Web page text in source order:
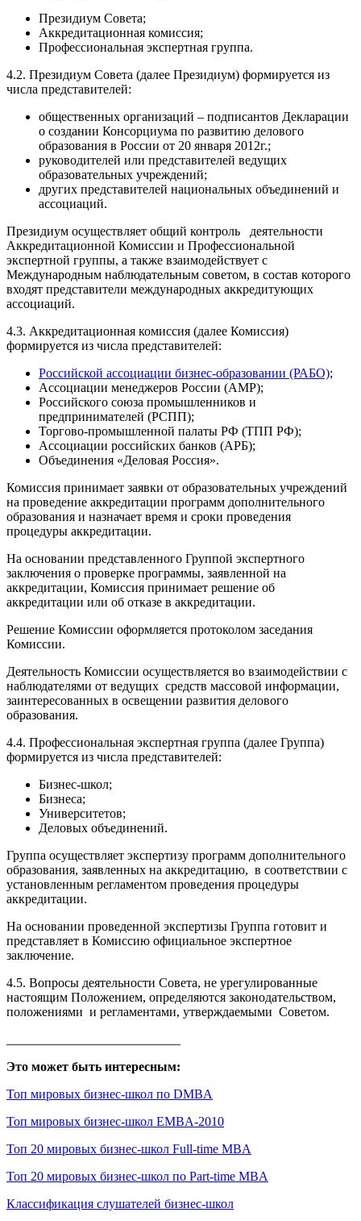
Президиум Совета;
Аккредитационная комиссия;
Профессиональная экспертная группа.
4.2. Президиум Совета (далее Президиум) формируется из
числа представителей:
общественных организаций – подписантов Декларации
о создании Консорциума по развитию делового
образования в России от 20 января 2012г.;
руководителей или представителей ведущих
образовательных учреждений;
других представителей национальных объединений и
ассоциаций.
Президиум осуществляет общий контроль деятельности
Аккредитационной Комиссии и Профессиональной
экспертной группы, а также взаимодействует с
Международным наблюдательным советом, в состав которого
входят представители международных аккредитующих
ассоциаций.
4.3. Аккредитационная комиссия (далее Комиссия)
формируется из числа представителей:
Российской ассоциации бизнес-образовании (РАБО);
Ассоциации менеджеров России (АМР);
Российского союза промышленников и
предпринимателей (РСПП);
Торгово-промышленной палаты РФ (ТПП РФ);
Ассоциации российских банков (АРБ);
Объединения «Деловая Россия».
Комиссия принимает заявки от образовательных учреждений
на проведение аккредитации программ дополнительного
образования и назначает время и сроки проведения
процедуры аккредитации.
На основании представленного Группой экспертного
заключения о проверке программы, заявленной на
аккредитации, Комиссия принимает решение об
аккредитации или об отказе в аккредитации.
Решение Комиссии оформляется протоколом заседания
Комиссии.
Деятельность Комиссии осуществляется во взаимодействии с
наблюдателями от ведущих средств массовой информации,
заинтересованных в освещении развития делового
образования.
4.4. Профессиональная экспертная группа (далее Группа)
формируется из числа представителей:
Бизнес-школ;
Бизнеса;
Университетов;
Деловых объединений.
Группа осуществляет экспертизу программ дополнительного
образования, заявленных на аккредитацию, в соответствии с
установленным регламентом проведения процедуры
аккредитации.
На основании проведенной экспертизы Группа готовит и
представляет в Комиссию официальное экспертное
заключение.
4.5. Вопросы деятельности Совета, не урегулированные
настоящим Положением, определяются законодательством,
положениями и регламентами, утверждаемыми Советом.
Это может быть интересным:
Топ мировых бизнес-школ по DMBA
Топ мировых бизнес-школ EMBA-2010
Топ 20 мировых бизнес-школ Full-time MBA
Топ 20 мировых бизнес-школ по Part-time MBA
Классификация слушателей бизнес-школ